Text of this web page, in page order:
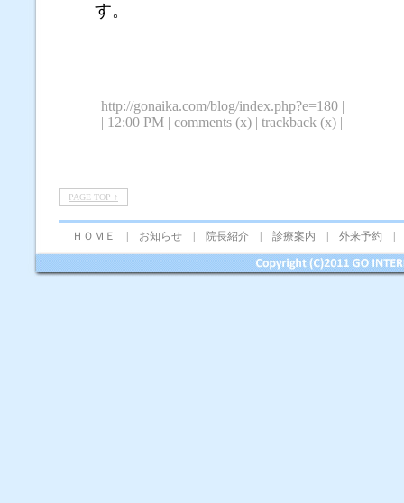
す。
| http://gonaika.com/blog/index.php?e=180 |
| | 12:00 PM | comments (x) | trackback (x) |
PAGE TOP ↑
ＨＯＭＥ お知らせ 院長紹介 診療案内 外来予約